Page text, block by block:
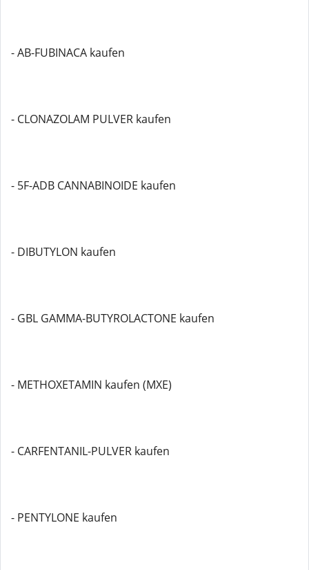
- AB-FUBINACA kaufen
- CLONAZOLAM PULVER kaufen
- 5F-ADB CANNABINOIDE kaufen
- DIBUTYLON kaufen
- GBL GAMMA-BUTYROLACTONE kaufen
- METHOXETAMIN kaufen (MXE)
- CARFENTANIL-PULVER kaufen
- PENTYLONE kaufen